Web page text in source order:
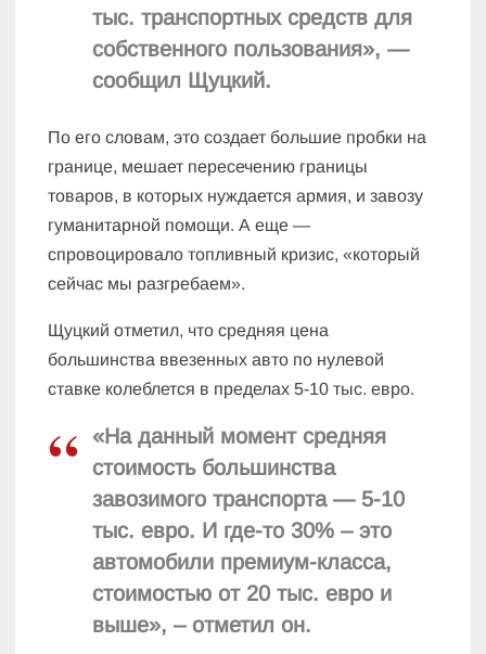
тыс. транспортных средств для
собственного пользования», —
сообщил Щуцкий.
По его словам, это создает большие пробки на
границе, мешает пересечению границы
товаров, в которых нуждается армия, и завозу
гуманитарной помощи. А еще —
спровоцировало топливный кризис, «который
сейчас мы разгребаем».
Щуцкий отметил, что средняя цена
большинства ввезенных авто по нулевой
ставке колеблется в пределах 5-10 тыс. евро.
«На данный момент средняя
стоимость большинства
завозимого транспорта — 5-10
тыс. евро. И где-то 30% – это
автомобили премиум-класса,
стоимостью от 20 тыс. евро и
выше», – отметил он.